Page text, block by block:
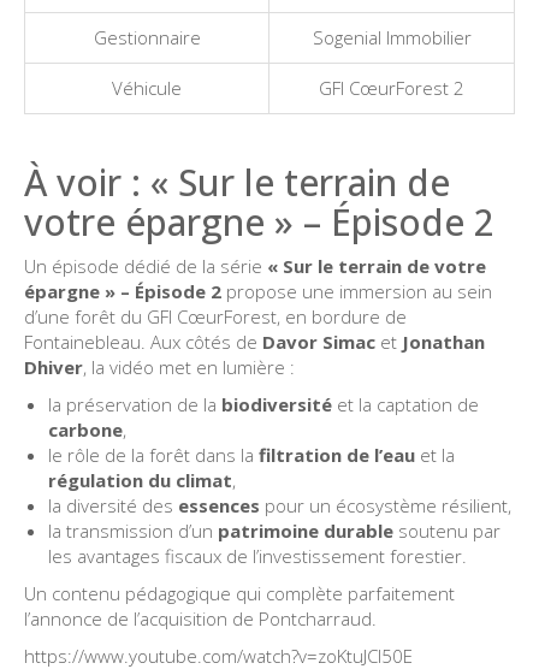
Gestionnaire Sogenial Immobilier
Véhicule GFI CœurForest 2
À voir : « Sur le terrain de
votre épargne » – Épisode 2
Un épisode dédié de la série « Sur le terrain de votre
épargne » – Épisode 2 propose une immersion au sein
d’une forêt du GFI CœurForest, en bordure de
Fontainebleau. Aux côtés de Davor Simac et Jonathan
Dhiver, la vidéo met en lumière :
la préservation de la biodiversité et la captation de
carbone,
le rôle de la forêt dans la filtration de l’eau et la
régulation du climat,
la diversité des essences pour un écosystème résilient,
la transmission d’un patrimoine durable soutenu par
les avantages fiscaux de l’investissement forestier.
Un contenu pédagogique qui complète parfaitement
l’annonce de l’acquisition de Pontcharraud.
https://www.youtube.com/watch?v=zoKtuJCI50E